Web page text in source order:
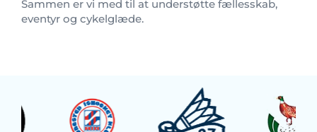
Sammen er vi med til at understøtte fællesskab,
eventyr og cykelglæde.